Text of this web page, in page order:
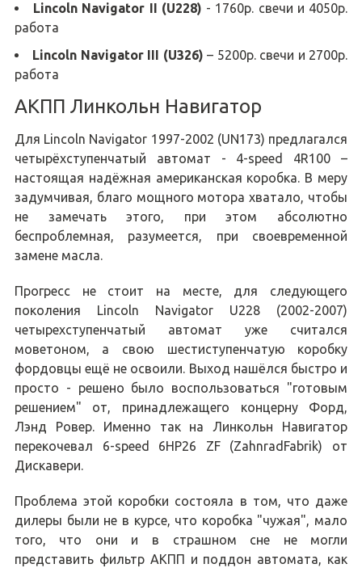
Lincoln Navigator II (U228) - 1760р. свечи и 4050р.
работа
Lincoln Navigator III (U326) – 5200р. свечи и 2700р.
работа
АКПП Линкольн Навигатор
Для Lincoln Navigator 1997-2002 (UN173) предлагался
четырёхступенчатый автомат - 4-speed 4R100 –
настоящая надёжная американская коробка. В меру
задумчивая, благо мощного мотора хватало, чтобы
не замечать этого, при этом абсолютно
беспроблемная, разумеется, при своевременной
замене масла.
Прогресс не стоит на месте, для следующего
поколения Lincoln Navigator U228 (2002-2007)
четырехступенчатый автомат уже считался
моветоном, а свою шестиступенчатую коробку
фордовцы ещё не освоили. Выход нашёлся быстро и
просто - решено было воспользоваться "готовым
решением" от, принадлежащего концерну Форд,
Лэнд Ровер. Именно так на Линкольн Навигатор
перекочевал 6-speed 6HP26 ZF (ZahnradFabrik) от
Дискавери.
Проблема этой коробки состояла в том, что даже
дилеры были не в курсе, что коробка "чужая", мало
того, что они и в страшном сне не могли
представить фильтр АКПП и поддон автомата, как